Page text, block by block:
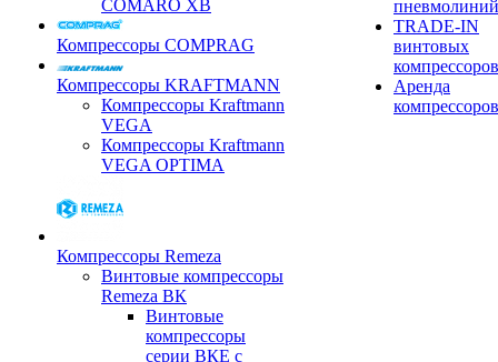
COMARO XB
Компрессоры COMPRAG
Компрессоры KRAFTMANN
Компрессоры Kraftmann
VEGA
Компрессоры Kraftmann
VEGA OPTIMA
Компрессоры Remeza
Винтовые компрессоры
Remeza ВК
Винтовые
компрессоры
серии ВКЕ с
пневмолиний
TRADE-IN
винтовых
компрессоров
Аренда
компрессоров